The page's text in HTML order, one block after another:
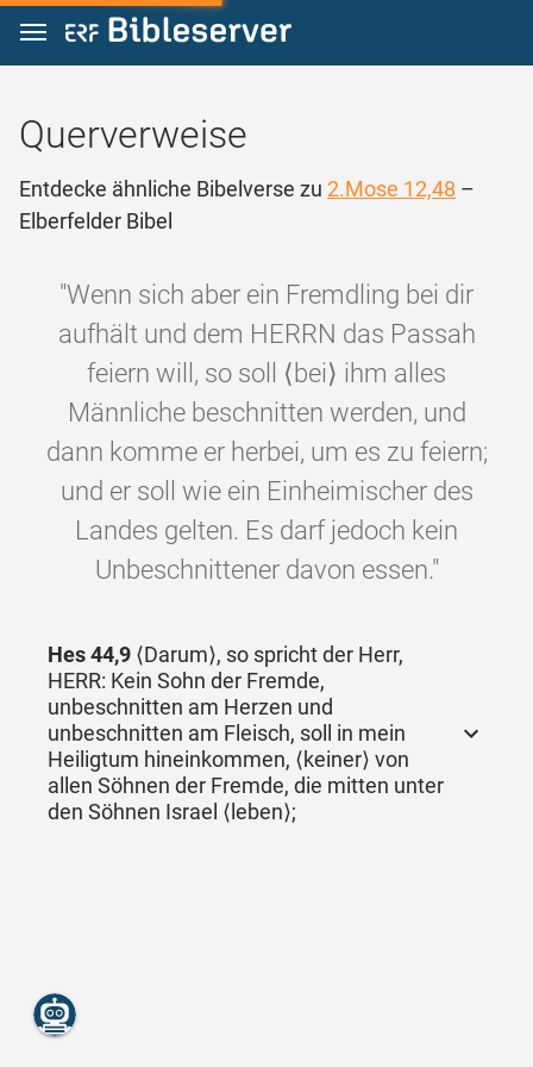
Zum Inhalt springen
Querverweise
Entdecke ähnliche Bibelverse zu 2.Mose 12,48 –
Elberfelder Bibel
"Wenn sich aber ein Fremdling bei dir
aufhält und dem HERRN das Passah
feiern will, so soll ⟨bei⟩ ihm alles
Männliche beschnitten werden, und
dann komme er herbei, um es zu feiern;
und er soll wie ein Einheimischer des
Landes gelten. Es darf jedoch kein
Unbeschnittener davon essen."
Hes 44,9 ⟨Darum⟩, so spricht der Herr,
HERR: Kein Sohn der Fremde,
unbeschnitten am Herzen und
unbeschnitten am Fleisch, soll in mein
Heiligtum hineinkommen, ⟨keiner⟩ von
allen Söhnen der Fremde, die mitten unter
den Söhnen Israel ⟨leben⟩;